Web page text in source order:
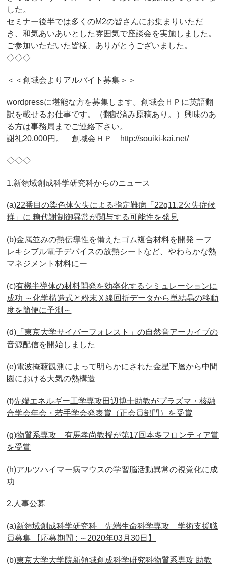
した。
セミナー後半では多くのM2の皆さんにお集まりいただ
き、和気あいあいとした雰囲気で座談会を実施しました。
ご参加いただいた皆様、ありがとうございました。
◇◇◇
＜＜創域会よりアルバイト募集＞＞
wordpressに堪能な方を募集します。創域会ＨＰに英語翻
訳を載せるお仕事です。（翻訳済み原稿あり。）興味のあ
る方は事務局までご連絡下さい。
謝礼20,000円。 創域会ＨＰ http://souiki-kai.net/
◇◇◇
1.新領域創成科学研究科からのニュース
(a)22番目の染色体欠失による指定難病「22q11.2欠失症候
群」に 糖代謝制御異常が関与する可能性を発見
(b)金属並みの熱伝導性を備えたゴム複合材料を開発 ーフ
レキシブル電子デバイスの放熱シートなど、やわらかな熱
マネジメント材料にー
(c)有機半導体の材料開発を効率化するシミュレーションに
成功 ～化学構造式と粉末Ｘ線回折データから単結晶の移動
度を簡便に予測～
(d) 「東京大学サイバーフォレスト」の自然音アーカイブの
音源配信を開始しました
(e)電波掩蔽観測によって明らかにされた金星下層から中間
圏における大気の熱構造
(f)先端エネルギー工学専攻田辺博士助教がプラズマ・核融
合学会年会・若手学会発表賞（正会員部門）を受賞
(g)物質系専攻 有馬孝尚教授が第17回本多フロンティア賞
を受賞
(h)アルツハイマー病マウスの学習脳活動異常の視覚化に成
功
2.人事公募
(a)新領域創成科学研究科 先端生命科学専攻 学術支援職
員募集 【応募期間 : ～2020年03月30日】
(b)東京大学大学院新領域創成科学研究科物質系専攻 助教